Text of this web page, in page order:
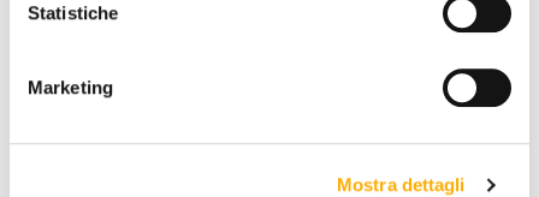
Statistiche
Marketing
Mostra dettagli